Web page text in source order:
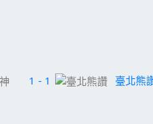
1 - 1 臺北熊